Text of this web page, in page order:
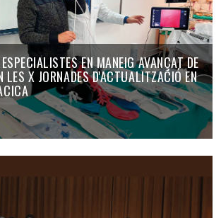
EN MANEIG AVANÇAT DE
LES X JORNADES D'ACTUALITZACIÓ EN